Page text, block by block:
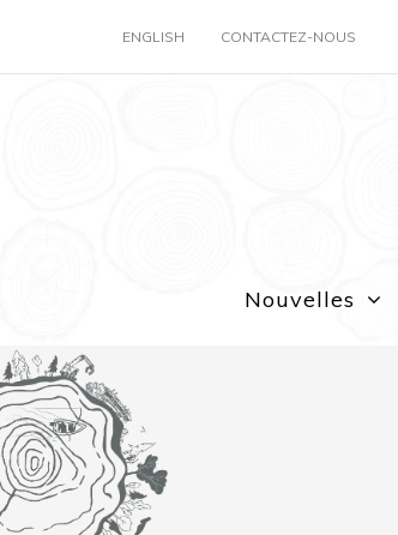
ENGLISH CONTACTEZ-NOUS
Nouvelles